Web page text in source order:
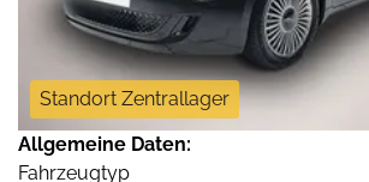
Standort Zentrallager
Allgemeine Daten:
Fahrzeugtyp